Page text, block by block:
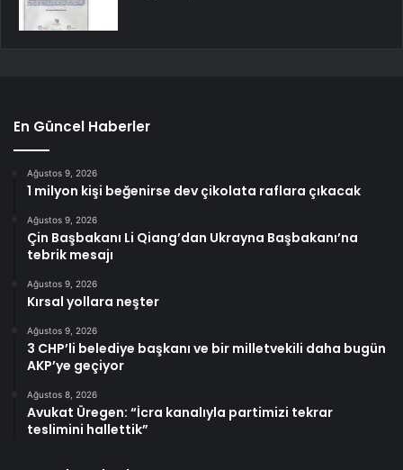
En Güncel Haberler
Ağustos 9, 2026
1 milyon kişi beğenirse dev çikolata raflara çıkacak
Ağustos 9, 2026
Çin Başbakanı Li Qiang’dan Ukrayna Başbakanı’na
tebrik mesajı
Ağustos 9, 2026
Kırsal yollara neşter
Ağustos 9, 2026
3 CHP’li belediye başkanı ve bir milletvekili daha bugün
AKP’ye geçiyor
Ağustos 8, 2026
Avukat Üregen: “İcra kanalıyla partimizi tekrar
teslimini hallettik”